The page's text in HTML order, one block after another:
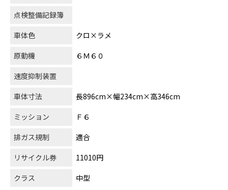
点検整備記録簿
車体色
クロ×ラメ
原動機
６Ｍ６０
速度抑制装置
車体寸法
長896cm×幅234cm×高346cm
ミッション
Ｆ６
排ガス規制
適合
リサイクル券
11010円
クラス
中型